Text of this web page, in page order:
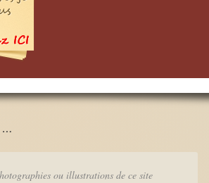
…
ou illustrations de ce site